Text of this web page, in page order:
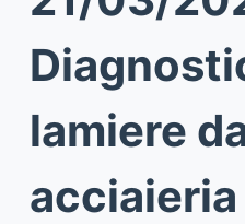
lamiere
acciaieria